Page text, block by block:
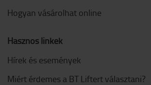
Hogyan vásárolhat online
Hasznos linkek
Hírek és események
Miért érdemes a BT Liftert választani?